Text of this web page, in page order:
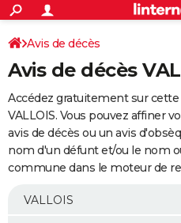
ACTUALITÉS
Politique
Société
Faits Divers
Education
Monde
Villes
+
SPORT
Coupe du monde 2026
Football
Tennis
Cyclisme
Rugby
Forum
Programme TV
TNT
Streaming
Cinéma
Sorties cinéma
Musique
+
FINANCE
Retraite
Epargne
Immobilier
Risques naturels par ville
Banque
Assurance
AUTO
Essais
Réserver un essai
Citadines
Berlines
SUV
Forum auto
+
Mobiles
Meilleur smartphone
Internet
Ordinateurs
Jeux vidéo
Guide high-tech
Avis de décès
Avis de décès
Accédez gratuitement sur cette
VALLOIS. Vous pouvez affiner
avis de décès ou un avis
nom d'un défunt et/ou le nom
commune dans le moteur de